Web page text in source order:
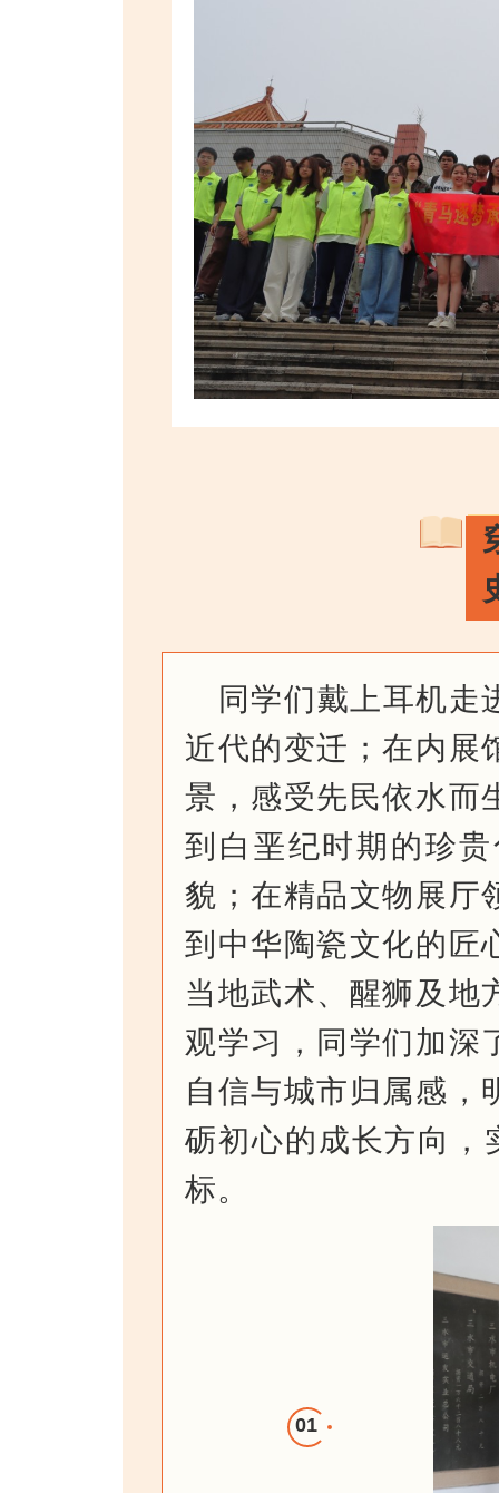
同学们戴上耳机走
近代的变迁；在内展
景，感受先民依水而
到白垩纪时期的珍
貌；在精品文物展厅
到中华陶瓷文化的匠
当地武术、醒狮及地
观学习，同学们加深
自信与城市归属感，
砺初心的成长方向，
标。
01